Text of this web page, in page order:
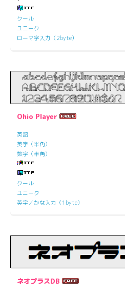
クール
ユニーク
ローマ字入力（2byte）
Ohio Player
英語
英字（半角）
数字（半角）
クール
ユニーク
英字／かな入力（1byte）
ネオプラスDB